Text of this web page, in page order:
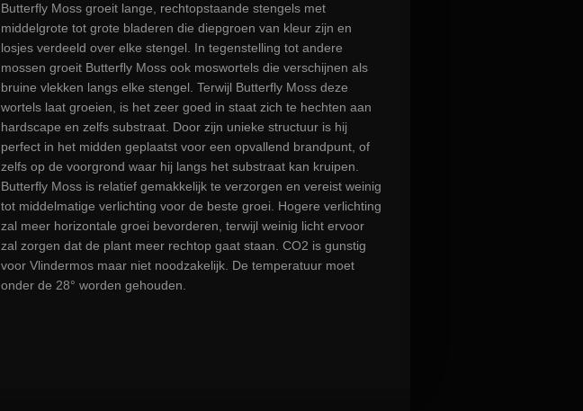
Butterfly Moss groeit lange, rechtopstaande stengels met
middelgrote tot grote bladeren die diepgroen van kleur zijn en
losjes verdeeld over elke stengel. In tegenstelling tot andere
mossen groeit Butterfly Moss ook moswortels die verschijnen als
bruine vlekken langs elke stengel. Terwijl Butterfly Moss deze
wortels laat groeien, is het zeer goed in staat zich te hechten aan
hardscape en zelfs substraat. Door zijn unieke structuur is hij
perfect in het midden geplaatst voor een opvallend brandpunt, of
zelfs op de voorgrond waar hij langs het substraat kan kruipen.
Butterfly Moss is relatief gemakkelijk te verzorgen en vereist weinig
tot middelmatige verlichting voor de beste groei. Hogere verlichting
zal meer horizontale groei bevorderen, terwijl weinig licht ervoor
zal zorgen dat de plant meer rechtop gaat staan. CO2 is gunstig
voor Vlindermos maar niet noodzakelijk. De temperatuur moet
onder de 28° worden gehouden.